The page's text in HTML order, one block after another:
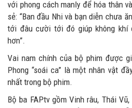
với phong cách manly để hóa thân
sẻ: “Ban đầu Nhi và bạn diễn chưa
tới đâu cười tới đó giúp không khí
hơn”.
Vai nam chính của bộ phim được
Phong “soái ca” là một nhân vật
nhất trong bộ phim.
Bộ ba FAPtv gồm Vinh râu, Thái